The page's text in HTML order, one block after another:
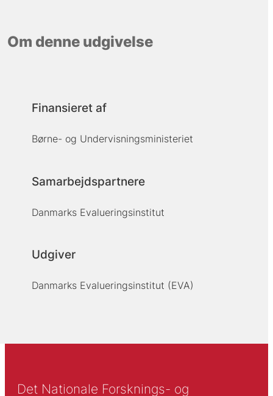
Om denne udgivelse
Finansieret af
Børne- og Undervisningsministeriet
Samarbejdspartnere
Danmarks Evalueringsinstitut
Udgiver
Danmarks Evalueringsinstitut (EVA)
Det Nationale Forsknings- og